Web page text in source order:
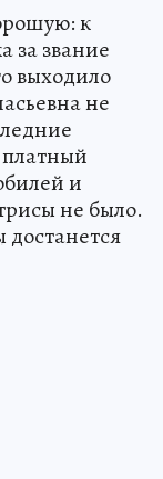
к
за звание
выходило
не
платный
и
не было.